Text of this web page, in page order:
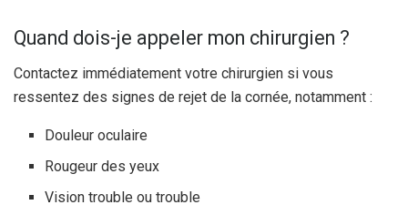
Quand dois-je appeler mon chirurgien ?
Contactez immédiatement votre chirurgien si vous
ressentez des signes de rejet de la cornée, notamment :
Douleur oculaire
Rougeur des yeux
Vision trouble ou trouble